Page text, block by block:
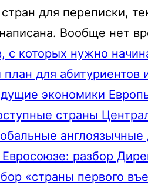
для переписки,
Вообще нет
с которых нужно
для
экономики
страны
Евросоюзе: разбор
«страны первого